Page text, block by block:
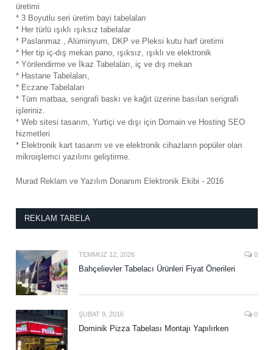
üretimi
* 3 Boyutlu seri üretim bayi tabelaları
* Her türlü ışıklı ışıksız tabelalar
* Paslanmaz , Alüminyum, DKP ve Pleksi kutu harf üretimi
* Her tip iç-dış mekan pano, ışıksız, ışıklı ve elektronik
* Yönlendirme ve İkaz Tabelaları, iç ve dış mekan
* Hastane Tabelaları,
* Eczane Tabelaları
* Tüm matbaa, serigrafi baskı ve kağıt üzerine basılan serigrafi
işleriniz.
* Web sitesi tasarım, Yurtiçi ve dışı için Domain ve Hosting SEO
hizmetleri
* Elektronik kart tasarım ve ve elektronik cihazların popüler olan
mikroişlemci yazılımı geliştirme.
Murad Reklam ve Yazılım Donanım Elektronik Ekibi - 2016
REKLAM TABELA
TEMMUZ 12, 2026 0
Bahçelievler Tabelacı Ürünleri Fiyat Önerileri
ŞUBAT 9, 2016 0
Dominik Pizza Tabelası Montajı Yapılırken